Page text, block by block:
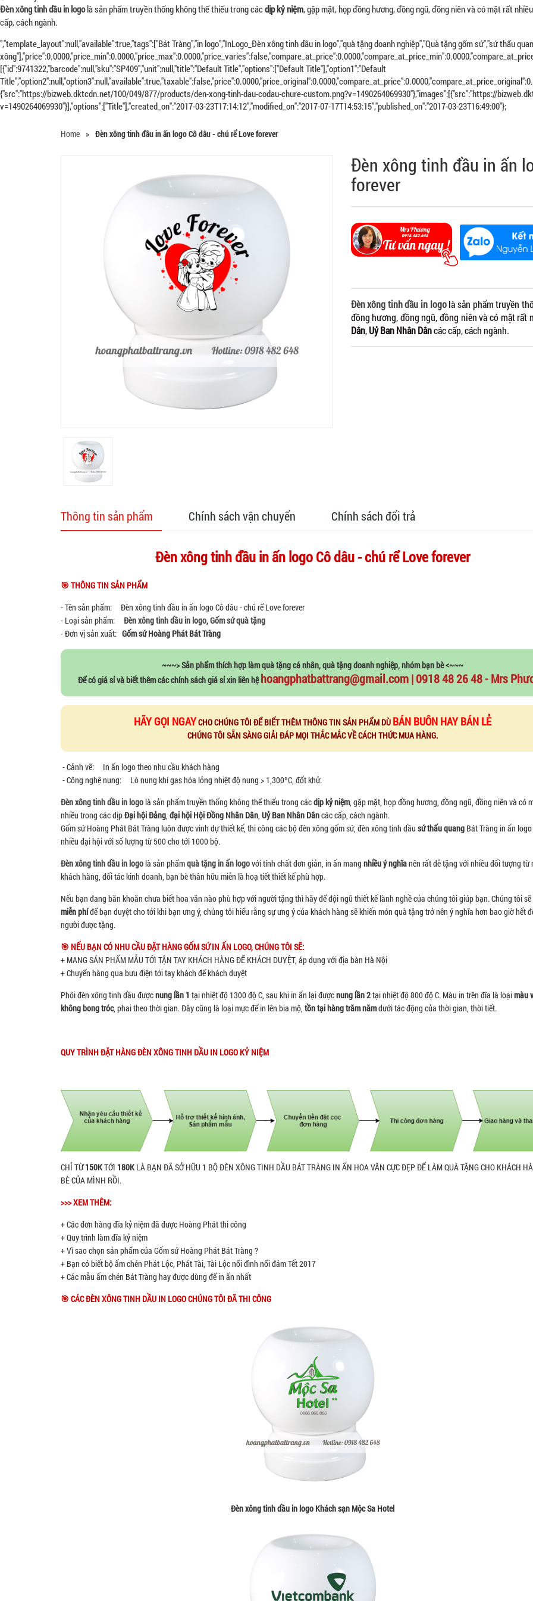
Đèn xông tinh dầu in logo là sản phẩm truyền thống không thể thiếu trong cácdịp kỷ niệm, gặp mặt, họp đồng hương, đồng ngũ, đồng niên và có mặt rất
cấp, cách ngành.
","template_layout":null,"available":true,"tags":["Bát Tràng","in logo","InLogo_Đèn xông tinh dầu in logo","quà tặng doanh nghiệp","Quà tặng gốm sứ","sứ thấu
[{"id":9741322,"barcode":null,"sku":"SP409","unit":null,"title":"Default Title","options":["Default Title"],"option1":"Default
{"src":"https://bizweb.dktcdn.net/100/049/877/products/den-xong-tinh-dau-codau-chure-custom.png?v=1490264069930"},"images":[{"src":"https://
v=1490264069930"}],"options":["Title"],"created_on":"2017-03-23T17:14:12","modified_on":"2017-07-17T14:53:15","published_on":"2017-03-23T16:49:00"};
Home » Đèn xông tinh đầu in ấn logo Cô dâu - chú rể Love forever
Đèn xông tinh đầu in ấn
forever
Đèn xông tinh dầu in logo là sản phẩm truyền
đồng hương, đồng ngũ, đồng niên và có mặt
Dân,Uỷ Ban Nhân Dâncác cấp, cách ngành.
Thông tin sản phẩm Chính sách vận chuyển Chính sách đổi trả
Đèn xông tinh đầu in ấn logo Cô dâu - chú rể Love forever
🎯 THÔNG TIN SẢN PHẨM
- Tên sản phẩm: Đèn xông tinh đầu in ấn logo Cô dâu - chú rể Love forever
- Loại sản phẩm: Đèn xông tinh dầu in logo,Gốm sứ quà tặng
- Đơn vị sản xuất: Gốm sứ Hoàng Phát Bát Tràng
~~~> Sản phẩm thích hợp làm quà tặng cá nhân, quà tặng doanh nghiệp, nhóm bạn bè <~~~
Để có giá sỉ và biết thêm các chính sách giá sỉ xin liên hệhoangphatbattrang@gmail.com | 0918 48 26 48 - Mrs
HÃY GỌI NGAYCHO CHÚNG TÔI ĐỂ BIẾT THÊM THÔNG TIN SẢN PHẨM DÙ BÁN BUÔN HAY BÁN LẺ
CHÚNG TÔI SẴN SÀNG GIẢI ĐÁP MỌI THẮC MẮC VỀ CÁCH THỨC MUA HÀNG.
- Cảnh vẽ: In ấn logo theo nhu cầu khách hàng
- Công nghệ nung: Lò nung khí gas hóa lỏng nhiệt độ nung > 1,300ºC, đốt khử.
Đèn xông tinh dầu in logolà sản phẩm truyền thống không thể thiếu trong cácdịp kỷ niệm, gặp mặt, họp đồng hương, đồng ngũ, đồng niên và có
nhiều trong các dịpĐại hội Đảng, đại hội Hội Đồng Nhân Dân, Uỷ Ban Nhân Dâncác cấp, cách ngành.
Gốm sứ Hoàng Phát Bát Tràng luôn được vinh dự thiết kế, thi công các bộ đèn xông gốm sứ, đèn xông tinh dầu sứ thấu quang Bát Tràng in ấn
nhiều đại hội với số lượng từ 500 cho tới 1000 bộ.
Đèn xông tinh dầu in logolà sản phẩmquà tặng in ấn logovới tính chất đơn giản, in ấn mang nhiều ý nghĩanên rất dễ tặng với nhiều đối tượng từ
khách hàng, đối tác kinh doanh, bạn bè thân hữu miễn là hoạ tiết thiết kế phù hợp.
Nếu bạn đang băn khoăn chưa biết hoa văn nào phù hợp với người tặng thì hãy để đội ngũ thiết kế lành nghề của chúng tôi giúp bạn. Chúng tôi sẽ
miễn phíđể bạn duyệt cho tới khi bạn ưng ý, chúng tôi hiểu rằng sự ưng ý của khách hàng sẽ khiến món quà tặng trở nên ý nghĩa hơn bao giờ hết
người được tặng.
🎯 NẾU BẠN CÓ NHU CẦU ĐẶT HÀNG GỐM SỨ IN ẤN LOGO, CHÚNG TÔI SẼ:
+ MANG SẢN PHẨM MẪU TỚI TẬN TAY KHÁCH HÀNG ĐỂ KHÁCH DUYỆT, áp dụng với địa bàn Hà Nội
+ Chuyển hàng qua bưu điện tới tay khách để khách duyệt
Phôi đèn xông tinh dầu đượcnung lần 1 tại nhiệt độ 1300 độ C, sau khi in ấn lại đượcnung lần 2tại nhiệt độ 800 độ C. Màu in trên đĩa là loạimàu
không bong tróc, phai theo thời gian. Đây cũng là loại mực để in lên bia mộ, tồn tại hàng trăm nămdưới tác động của thời gian, thời tiết.
QUY TRÌNH ĐẶT HÀNG ĐÈN XÔNG TINH DẦU IN LOGO KỶ NIỆM
CHỈ TỪ150KTỚI 180KLÀ BẠN ĐÃ SỞ HỮU 1 BỘ ĐÈN XÔNG TINH DẦU BÁT TRÀNG IN ẤN HOA VĂN CỰC ĐẸP ĐỂ LÀM QUÀ TẶNG CHO KHÁCH
BÈ CỦA MÌNH RỒI.
>>> XEM THÊM:
+ Các đơn hàng đĩa kỷ niệm đã được Hoàng Phát thi công
+ Quy trình làm đĩa kỷ niệm
+ Vì sao chọn sản phẩm của Gốm sứ Hoàng Phát Bát Tràng ?
+ Bạn có biết bộ ấm chén Phát Lộc, Phát Tài, Tài Lộc nổi đình nổi đám Tết 2017
+ Các mẫu ấm chén Bát Tràng hay được dùng để in ấn nhất
🎯 CÁC ĐÈN XÔNG TINH DẦU IN LOGO CHÚNG TÔI ĐÃ THI CÔNG
Đèn xông tinh dầu in logo Khách sạn Mộc Sa Hotel